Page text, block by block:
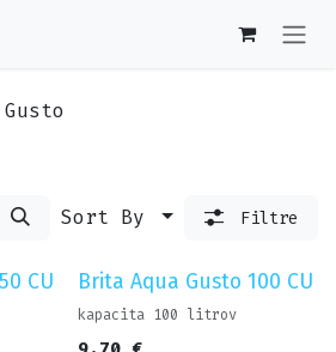
Sort By Filtre
CU Brita Aqua Gusto 100 CU
kapacita 100 litrov